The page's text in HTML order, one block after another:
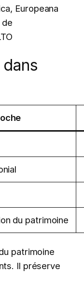
Europeana
de
du patrimoine
patrimoine
Il préserve